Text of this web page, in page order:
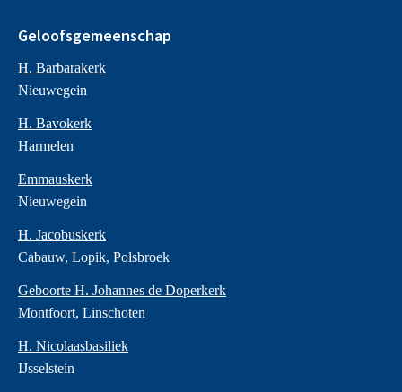
Geloofsgemeenschap
H. Barbarakerk
Nieuwegein
H. Bavokerk
Harmelen
Emmauskerk
Nieuwegein
H. Jacobuskerk
Cabauw, Lopik, Polsbroek
Geboorte H. Johannes de Doperkerk
Montfoort, Linschoten
H. Nicolaasbasiliek
IJsselstein